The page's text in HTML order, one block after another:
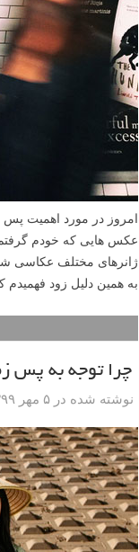
عکس هایی که خودم
ژانرهای مختلف عکاسی
به همین دلیل زود
چرا توجه به پس
نوشته شده در ۵ مهر ۱۳۹۹